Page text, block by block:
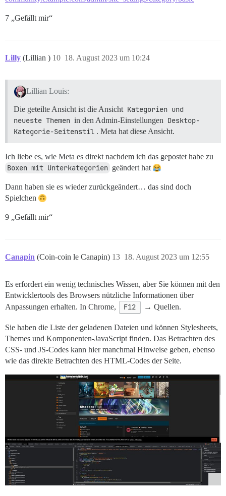
7 „Gefällt mir“
Lilly (Lillian ) 18. August 2023 um 10:24
10
Lillian Louis:
Die geteilte Ansicht ist die Ansicht Kategorien und
neueste Themen in den Admin-Einstellungen Desktop-
Kategorie-Seitenstil . Meta hat diese Ansicht.
Ich liebe es, wie Meta es direkt nachdem ich das gepostet habe zu
Boxen mit Unterkategorien geändert hat
Dann haben sie es wieder zurückgeändert… das sind doch
Spielchen
9 „Gefällt mir“
Canapin (Coin-coin le Canapin) 18. August 2023 um 12:55
13
Es erfordert ein wenig technisches Wissen, aber Sie können mit den
Entwicklertools des Browsers nützliche Informationen über
Anpassungen erhalten. In Chrome,
F12 → Quellen.
Sie haben die Liste der geladenen Dateien und können Stylesheets,
Themes und Komponenten-JavaScript finden. Das Betrachten des
CSS- und JS-Codes kann hier manchmal Hinweise geben, ebenso
wie das direkte Betrachten des HTML-Codes der Seite.